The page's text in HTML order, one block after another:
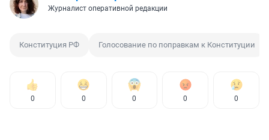
Журналист оперативной редакции
Конституция РФ Голосование по поправкам к Конституции
0 0 0 0 0